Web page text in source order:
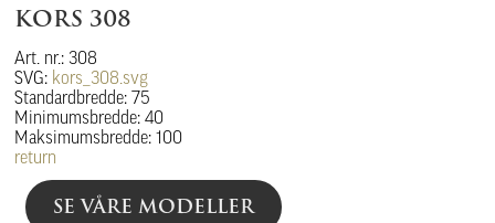
KORS 308
Art. nr.: 308
SVG: kors_308.svg
Standardbredde: 75
Minimumsbredde: 40
Maksimumsbredde: 100
return
SE VÅRE MODELLER